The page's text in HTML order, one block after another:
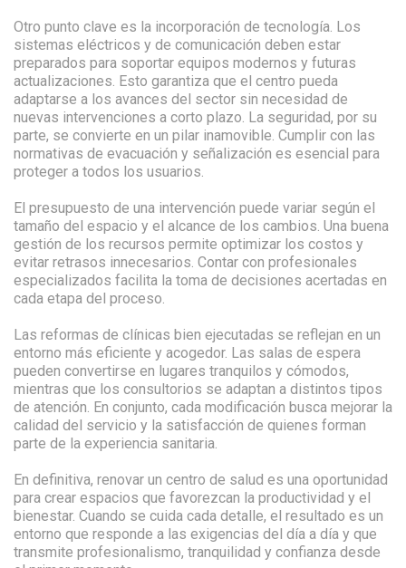
Otro punto clave es la incorporación de tecnología. Los
sistemas eléctricos y de comunicación deben estar
preparados para soportar equipos modernos y futuras
actualizaciones. Esto garantiza que el centro pueda
adaptarse a los avances del sector sin necesidad de
nuevas intervenciones a corto plazo. La seguridad, por su
parte, se convierte en un pilar inamovible. Cumplir con las
normativas de evacuación y señalización es esencial para
proteger a todos los usuarios.
El presupuesto de una intervención puede variar según el
tamaño del espacio y el alcance de los cambios. Una buena
gestión de los recursos permite optimizar los costos y
evitar retrasos innecesarios. Contar con profesionales
especializados facilita la toma de decisiones acertadas en
cada etapa del proceso.
Las reformas de clínicas bien ejecutadas se reflejan en un
entorno más eficiente y acogedor. Las salas de espera
pueden convertirse en lugares tranquilos y cómodos,
mientras que los consultorios se adaptan a distintos tipos
de atención. En conjunto, cada modificación busca mejorar la
calidad del servicio y la satisfacción de quienes forman
parte de la experiencia sanitaria.
En definitiva, renovar un centro de salud es una oportunidad
para crear espacios que favorezcan la productividad y el
bienestar. Cuando se cuida cada detalle, el resultado es un
entorno que responde a las exigencias del día a día y que
transmite profesionalismo, tranquilidad y confianza desde